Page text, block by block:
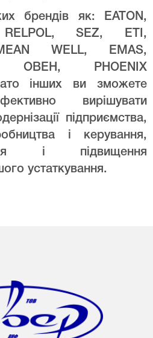
брендів як: EATON,
SEZ, ETI,
WELL, EMAS,
ОВЕН, PHOENIX
інших ви зможете
вирішувати
підприємства,
і керування,
і підвищення
устаткування.